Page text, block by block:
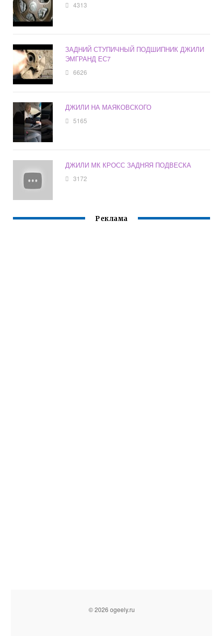
4313
ЗАДНИЙ СТУПИЧНЫЙ ПОДШИПНИК ДЖИЛИ
ЭМГРАНД ЕС7
6626
ДЖИЛИ НА МАЯКОВСКОГО
5165
ДЖИЛИ МК КРОСС ЗАДНЯЯ ПОДВЕСКА
3172
Реклама
© 2026 ogeely.ru